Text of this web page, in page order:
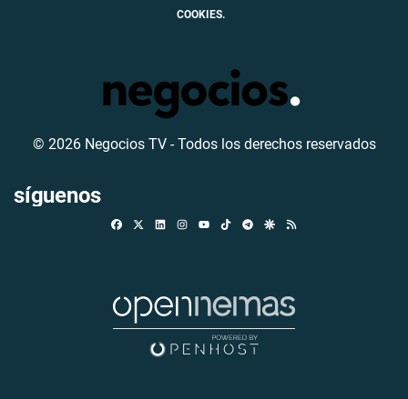
COOKIES.
© 2026 Negocios TV - Todos los derechos reservados
síguenos
FacebookLinkedinInstagramTikTokTelegramGoogle Discover